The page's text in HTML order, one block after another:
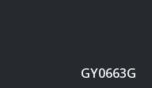
GY0663G